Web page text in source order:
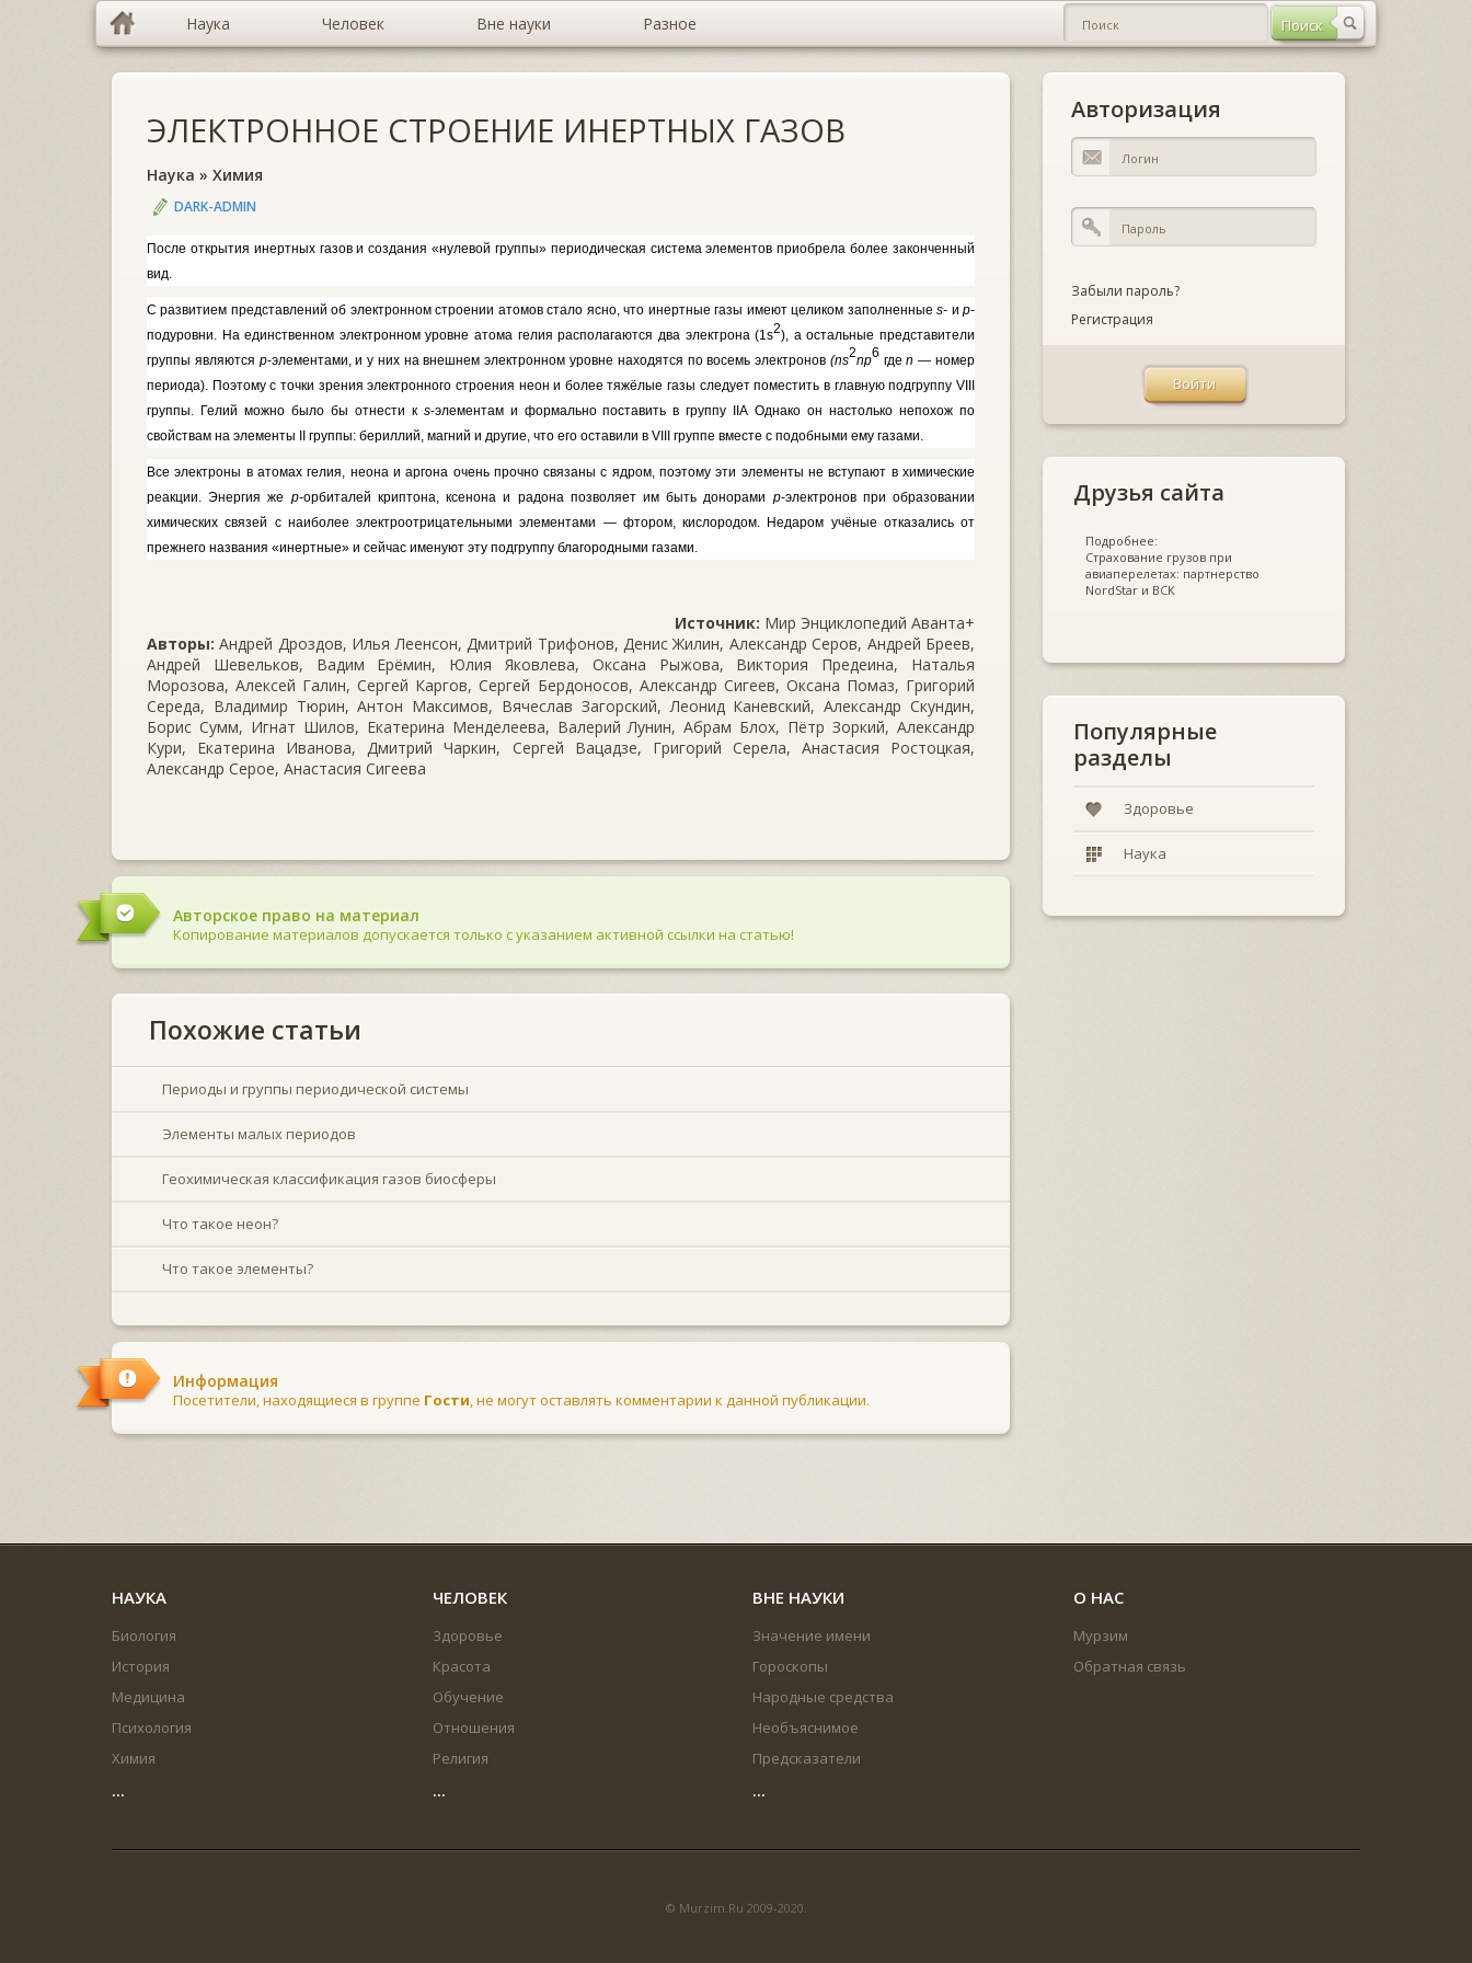
Наука Человек Вне науки Разное
ЭЛЕКТРОННОЕ СТРОЕНИЕ ИНЕРТНЫХ ГАЗОВ
Наука » Химия
DARK-ADMIN
После открытия инертных газов и со­здания «нулевой группы» периодиче­ская система элементов приобрела более законченный
вид.
С развитием представлений об электронном строении атомов стало ясно, что инертные газы имеют цели­ком заполненныеs- ир-
подуровни. На единственном электронном уров­не атома гелия располагаются два электрона(1s2), а остальные предста­вители
группы являются p-элементами, и у них на внешнем электронном уровне находятся по восемь электро­нов (ns2np6 гдеn — номер
периода). Поэтому с точки зрения электронно­го строения неон и более тяжёлые газы следует поместить в главную подгруппу VIII
группы. Гелий можно было бы отнести к s-элементам и формально поставить в группу IIА Однако он настолько непохож по
свойствам на элементы II группы: бе­риллий, магний и другие, что его ос­тавили в VIII группе вместе с подоб­ными ему газами.
Все электроны в атомах гелия, неона и аргона очень прочно связа­ны с ядром, поэтому эти элементы не вступают в химические
реакции. Энергия же р-орбиталей криптона, ксенона и радона позволяет им быть донорами р-электронов при образо­вании
химических связей с наиболее электроотрицательными элемента­ми — фтором, кислородом. Недаром учёные отказались от
прежнего на­звания «инертные» и сейчас именуют эту подгруппу благородными газами.
Источник: Мир Энциклопедий Аванта+
Авторы: Андрей Дроздов, Илья Леенсон, Дмитрий Трифонов, Денис Жилин, Александр Серов, Андрей Бреев,
Андрей Шевельков, Вадим Ерёмин, Юлия Яковлева, Оксана Рыжова, Виктория Предеина, Наталья
Морозова, Алексей Галин, Сергей Каргов, Сергей Бердоносов, Александр Сигеев, Оксана Помаз, Григорий
Середа, Владимир Тюрин, Антон Максимов, Вячеслав Загорский, Леонид Каневский, Александр Скундин,
Борис Сумм, Игнат Шилов, Екатерина Менделеева, Валерий Лунин, Абрам Блох, Пётр Зоркий, Александр
Кури, Екатерина Иванова, Дмитрий Чаркин, Сергей Вацадзе, Григорий Серела, Анастасия Ростоцкая,
Александр Серое, Анастасия Сигеева
Авторское право на материал
Копирование материалов допускается только с указанием активной ссылки на статью!
Похожие статьи
Периоды и группы периодической системы
Элементы малых периодов
Геохимическая классификация газов биосферы
Что такое неон?
Что такое элементы?
Информация
Посетители, находящиеся в группе Гости, не могут оставлять комментарии к данной публикации.
Авторизация
Забыли пароль?
Регистрация
Друзья сайта
Подробнее:
Страхование грузов при
авиаперелетах: партнерство
NordStar и ВСК
Популярные
разделы
Здоровье
Наука
НАУКА
Биология
История
Медицина
Психология
Химия
...
ЧЕЛОВЕК
Здоровье
Красота
Обучение
Отношения
Религия
...
ВНЕ НАУКИ
Значение имени
Гороскопы
Народные средства
Необъяснимое
Предсказатели
...
О НАС
Мурзим
Обратная связь
© Murzim.Ru 2009-2020.